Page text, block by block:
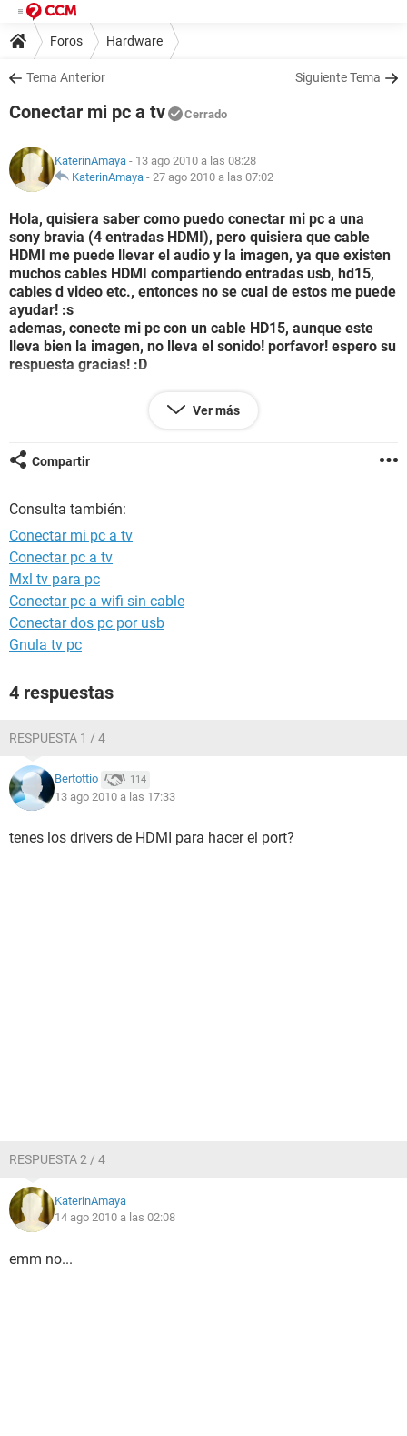
Foros Hardware
Tema Anterior Siguiente Tema
Conectar mi pc a tv Cerrado
KaterinAmaya - 13 ago 2010 a las 08:28
KaterinAmaya - 27 ago 2010 a las 07:02
Hola, quisiera saber como puedo conectar mi pc a una
sony bravia (4 entradas HDMI), pero quisiera que cable
HDMI me puede llevar el audio y la imagen, ya que existen
muchos cables HDMI compartiendo entradas usb, hd15,
cables d video etc., entonces no se cual de estos me puede
ayudar! :s
ademas, conecte mi pc con un cable HD15, aunque este
lleva bien la imagen, no lleva el sonido! porfavor! espero su
respuesta gracias! :D
Ver más
Compartir
Consulta también:
Conectar mi pc a tv
Conectar pc a tv
Mxl tv para pc
Conectar pc a wifi sin cable
Conectar dos pc por usb
Gnula tv pc
4 respuestas
RESPUESTA 1 / 4
Bertottio 114
13 ago 2010 a las 17:33
tenes los drivers de HDMI para hacer el port?
RESPUESTA 2 / 4
KaterinAmaya
14 ago 2010 a las 02:08
emm no...